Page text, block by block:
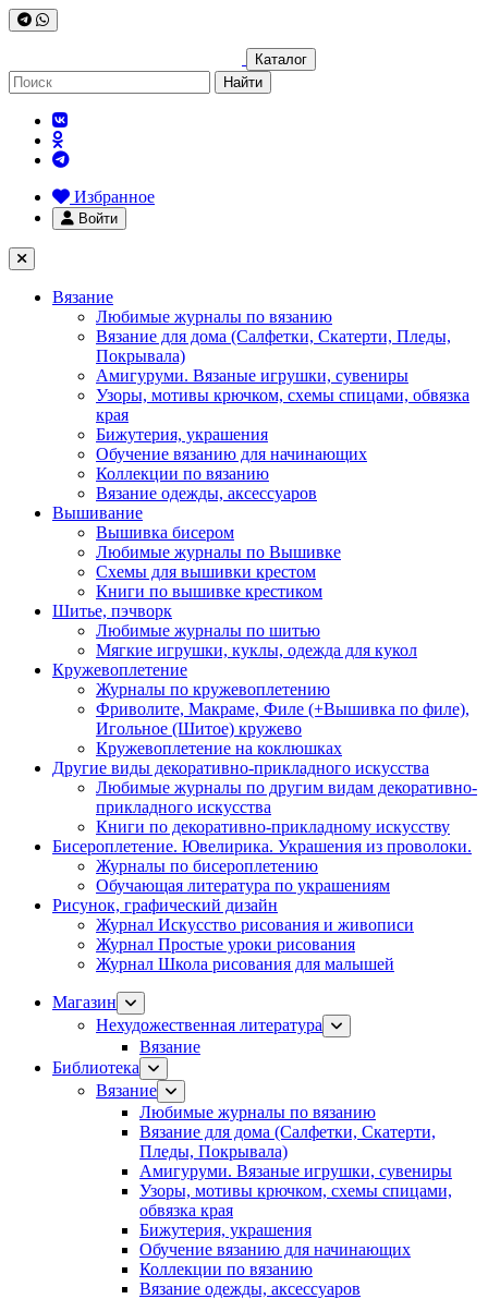
Каталог
Найти
Избранное
Войти
Вязание
Любимые журналы по вязанию
Вязание для дома (Салфетки, Скатерти, Пледы,
Покрывала)
Амигуруми. Вязаные игрушки, сувениры
Узоры, мотивы крючком, схемы спицами, обвязка
края
Бижутерия, украшения
Обучение вязанию для начинающих
Коллекции по вязанию
Вязание одежды, аксессуаров
Вышивание
Вышивка бисером
Любимые журналы по Вышивке
Схемы для вышивки крестом
Книги по вышивке крестиком
Шитье, пэчворк
Любимые журналы по шитью
Мягкие игрушки, куклы, одежда для кукол
Кружевоплетение
Журналы по кружевоплетению
Фриволите, Макраме, Филе (+Вышивка по филе),
Игольное (Шитое) кружево
Кружевоплетение на коклюшках
Другие виды декоративно-прикладного искусства
Любимые журналы по другим видам декоративно-
прикладного искусства
Книги по декоративно-прикладному искусству
Бисероплетение. Ювелирика. Украшения из проволоки.
Журналы по бисероплетению
Обучающая литература по украшениям
Рисунок, графический дизайн
Журнал Искусство рисования и живописи
Журнал Простые уроки рисования
Журнал Школа рисования для малышей
Магазин
Нехудожественная литература
Вязание
Библиотека
Вязание
Любимые журналы по вязанию
Вязание для дома (Салфетки, Скатерти,
Пледы, Покрывала)
Амигуруми. Вязаные игрушки, сувениры
Узоры, мотивы крючком, схемы спицами,
обвязка края
Бижутерия, украшения
Обучение вязанию для начинающих
Коллекции по вязанию
Вязание одежды, аксессуаров